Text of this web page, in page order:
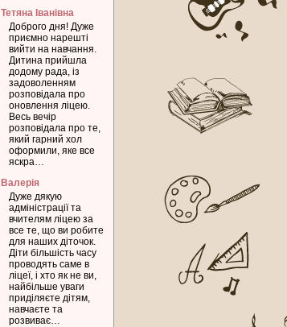
Тетяна Іванівна
Доброго дня! Дуже
приємно нарешті
вийти на навчання.
Дитина прийшла
додому рада, із
задоволенням
розповідала про
оновлення ліцею.
Весь вечір
розповідала про те,
який гарний хол
оформили, яке все
яскра…
Валерія
Дуже дякую
адміністрації та
вчителям ліцею за
все те, що ви робите
для наших діточок.
Діти більшість часу
проводять саме в
ліцеї, і хто як не ви,
найбільше уваги
приділяєте дітям,
навчаєте та
розвиває…